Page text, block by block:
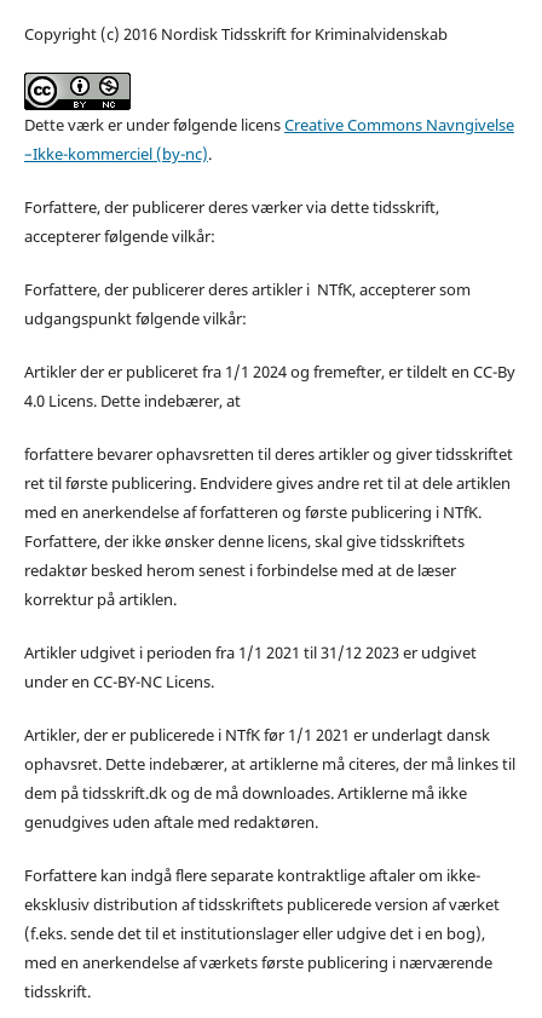
Copyright (c) 2016 Nordisk Tidsskrift for Kriminalvidenskab
Dette værk er under følgende licensCreative Commons Navngivelse
–Ikke-kommerciel (by-nc).
Forfattere, der publicerer deres værker via dette tidsskrift,
accepterer følgende vilkår:
Forfattere, der publicerer deres artikler i NTfK, accepterer som
udgangspunkt følgende vilkår:
Artikler der er publiceret fra 1/1 2024 og fremefter, er tildelt en CC-By
4.0 Licens. Dette indebærer, at
forfattere bevarer ophavsretten til deres artikler og giver tidsskriftet
ret til første publicering. Endvidere gives andre ret til at dele artiklen
med en anerkendelse af forfatteren og første publicering i NTfK.
Forfattere, der ikke ønsker denne licens, skal give tidsskriftets
redaktør besked herom senest i forbindelse med at de læser
korrektur på artiklen.
Artikler udgivet i perioden fra 1/1 2021 til 31/12 2023 er udgivet
under en CC-BY-NC Licens.
Artikler, der er publicerede i NTfK før 1/1 2021 er underlagt dansk
ophavsret. Dette indebærer, at artiklerne må citeres, der må linkes til
dem på tidsskrift.dk og de må downloades. Artiklerne må ikke
genudgives uden aftale med redaktøren.
Forfattere kan indgå flere separate kontraktlige aftaler om ikke-
eksklusiv distribution af tidsskriftets publicerede version af værket
(f.eks. sende det til et institutionslager eller udgive det i en bog),
med en anerkendelse af værkets første publicering i nærværende
tidsskrift.